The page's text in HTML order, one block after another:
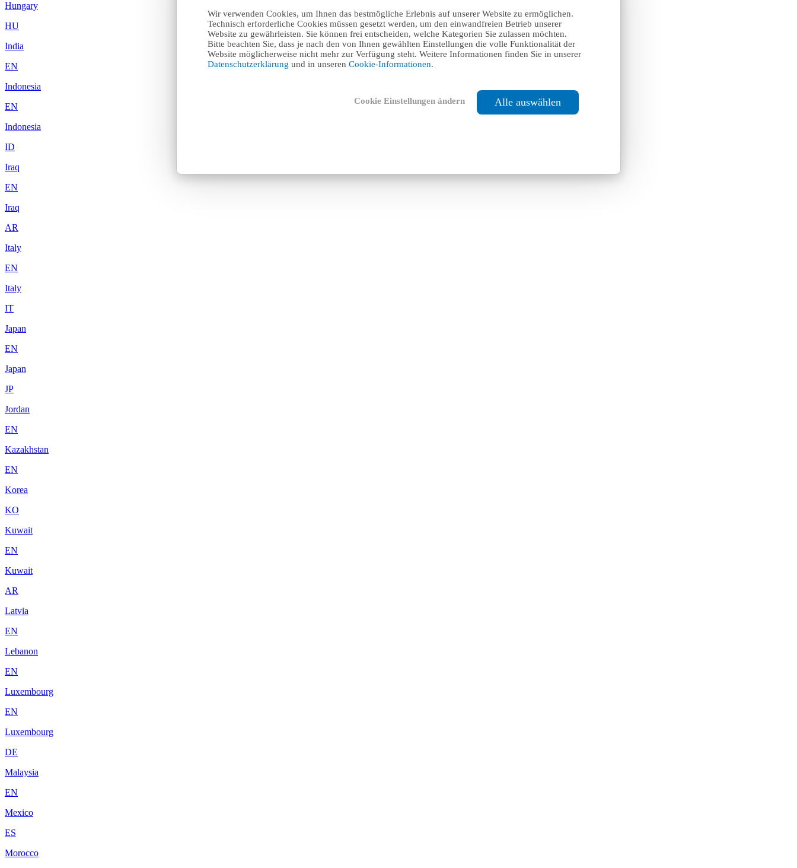
Wir verwenden Cookies, um Ihnen das bestmögliche Erlebnis auf unserer Website zu ermöglichen.
Technisch erforderliche Cookies müssen gesetzt werden, um den einwandfreien Betrieb unserer
Website zu gewährleisten. Sie können frei entscheiden, welche Kategorien Sie zulassen möchten.
Bitte beachten Sie, dass je nach den von Ihnen gewählten Einstellungen die volle Funktionalität der
Website möglicherweise nicht mehr zur Verfügung steht. Weitere Informationen finden Sie in unserer
Datenschutzerklärung und in unseren Cookie-Informationen.
Cookie Einstellungen ändern Alle auswählen
Hungary
HU
India
EN
Indonesia
EN
Indonesia
ID
Iraq
EN
Iraq
AR
Italy
EN
Italy
IT
Japan
EN
Japan
JP
Jordan
EN
Kazakhstan
EN
Korea
KO
Kuwait
EN
Kuwait
AR
Latvia
EN
Lebanon
EN
Luxembourg
EN
Luxembourg
DE
Malaysia
EN
Mexico
ES
Morocco